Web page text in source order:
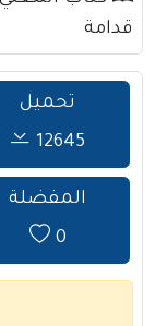
قدامة
تحميل
12645
المفضلة
0